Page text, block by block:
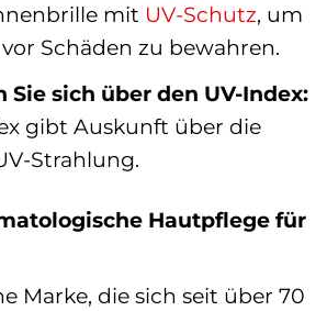
mit UV-Schutz, um
Schäden zu bewahren.
Sie sich über den UV-Index:
gibt Auskunft über die
Strahlung.
Hautpflege für
Marke, die sich seit über 70